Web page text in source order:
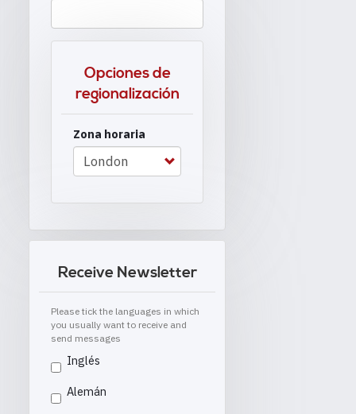
Opciones de
regionalización
Zona horaria
Receive Newsletter
Please tick the languages in which
you usually want to receive and
send messages
Inglés
Alemán